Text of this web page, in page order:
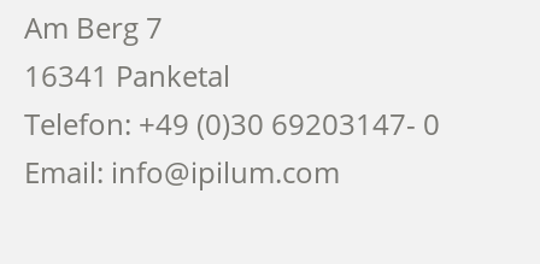
Am Berg 7
16341 Panketal
Telefon: +49 (0)30 69203147- 0
Email: info@ipilum.com